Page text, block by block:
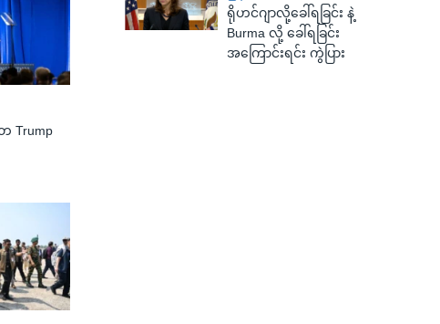
ရိုဟင်ဂျာလို့ခေါ်ရခြင်း နဲ့
Burma လို့ ခေါ်ရခြင်း
အကြောင်းရင်း ကွဲပြား
Trump